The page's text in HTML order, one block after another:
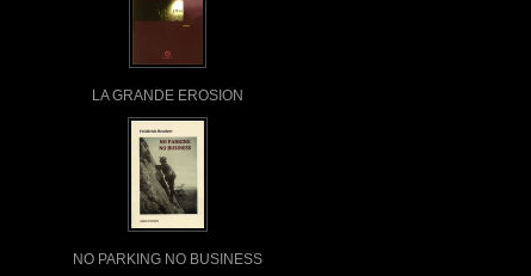
LA GRANDE EROSION
NO PARKING NO BUSINESS